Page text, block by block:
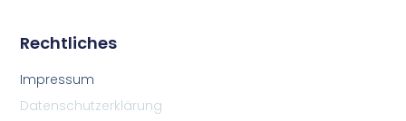
Rechtliches
Impressum
Datenschutzerklärung